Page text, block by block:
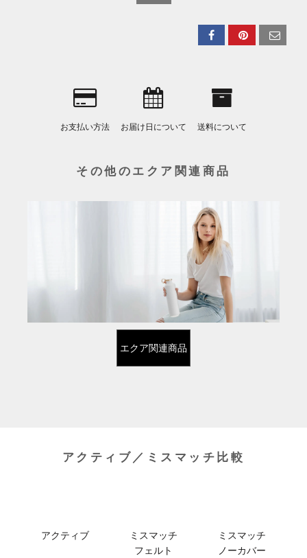
お支払い方法 お届け日について 送料について
その他のエクア関連商品
エクア関連商品
アクティブ／ミスマッチ比較
アクティブ
ミスマッチ
フェルト
ミスマッチ
ノーカバー